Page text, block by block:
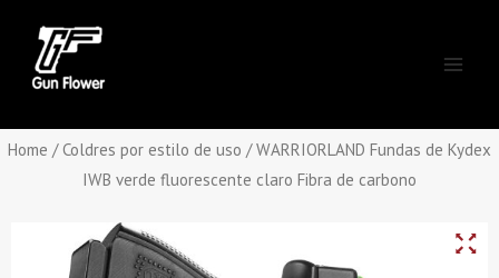
content
Home /Coldres por estilo de uso / WARRIORLAND Fundas de Kydex
IWB verde fluorescente claro Fibra de carbono